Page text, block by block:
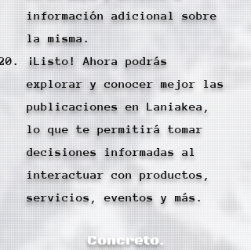
información adicional sobre
la misma.
¡Listo! Ahora podrás
explorar y conocer mejor las
publicaciones en Laniakea,
lo que te permitirá tomar
decisiones informadas al
interactuar con productos,
servicios, eventos y más.
Concreto.